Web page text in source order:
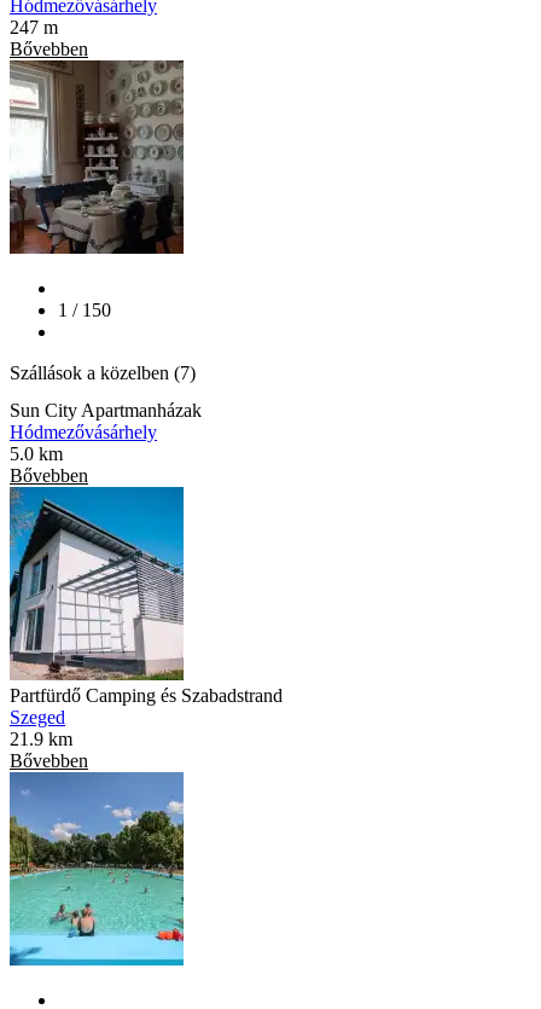
Hódmezővásárhely
247 m
Bővebben
1 / 150
Szállások a közelben (7)
Sun City Apartmanházak
Hódmezővásárhely
5.0 km
Bővebben
Partfürdő Camping és Szabadstrand
Szeged
21.9 km
Bővebben